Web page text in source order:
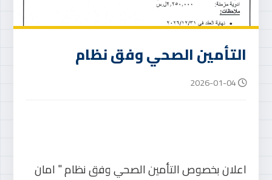
التأمين الصحي وفق نظام
2026-01-04